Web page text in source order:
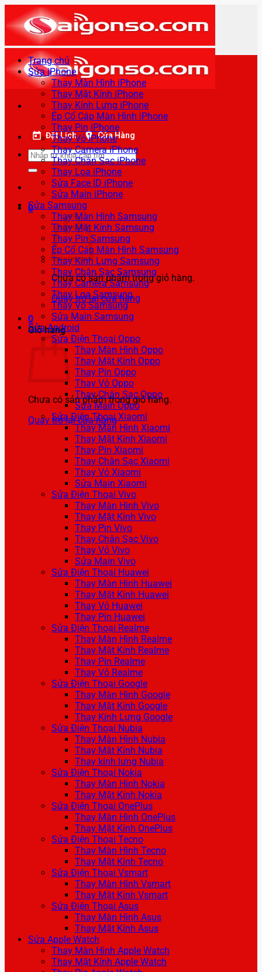
qua
nội
dung
Đặt Lịch Cửa Hàng
Tìm
kiếm:
0
Chưa có sản phẩm trong giỏ hàng.
Quay trở lại cửa hàng
0
Giỏ hàng
Chưa có sản phẩm trong giỏ hàng.
Quay trở lại cửa hàng
Trang chủ
Sửa iPhone
Thay Màn Hình iPhone
Thay Mặt Kính iPhone
Thay Kính Lưng iPhone
Ép Cổ Cáp Màn Hình iPhone
Thay Pin iPhone
Thay Vỏ iPhone
Thay Camera iPhone
Thay Chân Sạc iPhone
Thay Loa iPhone
Sửa Face ID iPhone
Sửa Main iPhone
Sửa Samsung
Thay Màn Hình Samsung
Thay Mặt Kính Samsung
Thay Pin Samsung
Ép Cổ Cáp Màn Hình Samsung
Thay Kính Lưng Samsung
Thay Chân Sạc Samsung
Thay Camera Samsung
Thay Loa Samsung
Thay Vỏ Samsung
Sửa Main Samsung
Sửa Android
Sửa Điện Thoại Oppo
Thay Màn Hình Oppo
Thay Mặt Kính Oppo
Thay Pin Oppo
Thay Vỏ Oppo
Thay Chân Sạc Oppo
Sửa Main Oppo
Sửa Điện Thoại Xiaomi
Thay Màn Hình Xiaomi
Thay Mặt Kính Xiaomi
Thay Pin Xiaomi
Thay Chân Sạc Xiaomi
Thay Vỏ Xiaomi
Sửa Main Xiaomi
Sửa Điện Thoại Vivo
Thay Màn Hình Vivo
Thay Mặt Kính Vivo
Thay Pin Vivo
Thay Chân Sạc Vivo
Thay Vỏ Vivo
Sửa Main Vivo
Sửa Điện Thoại Huawei
Thay Màn Hình Huawei
Thay Mặt Kính Huawei
Thay Vỏ Huawei
Thay Pin Huawei
Sửa Điện Thoại Realme
Thay Màn Hình Realme
Thay Mặt Kính Realme
Thay Pin Realme
Thay Vỏ Realme
Sửa Điện Thoại Google
Thay Màn Hình Google
Thay Mặt Kính Google
Thay Kính Lưng Google
Sửa Điện Thoại Nubia
Thay Màn Hình Nubia
Thay Mặt Kính Nubia
Thay kính lưng Nubia
Sửa Điện Thoại Nokia
Thay Màn Hình Nokia
Thay Mặt Kính Nokia
Sửa Điện Thoại OnePlus
Thay Màn Hình OnePlus
Thay Mặt Kính OnePlus
Sửa Điện Thoại Tecno
Thay Màn Hình Tecno
Thay Mặt Kính Tecno
Sửa Điện Thoại Vsmart
Thay Màn Hình Vsmart
Thay Mặt Kính Vsmart
Sửa Điện Thoại Asus
Thay Màn Hình Asus
Thay Mặt Kính Asus
Sửa Apple Watch
Thay Màn Hình Apple Watch
Thay Mặt Kính Apple Watch